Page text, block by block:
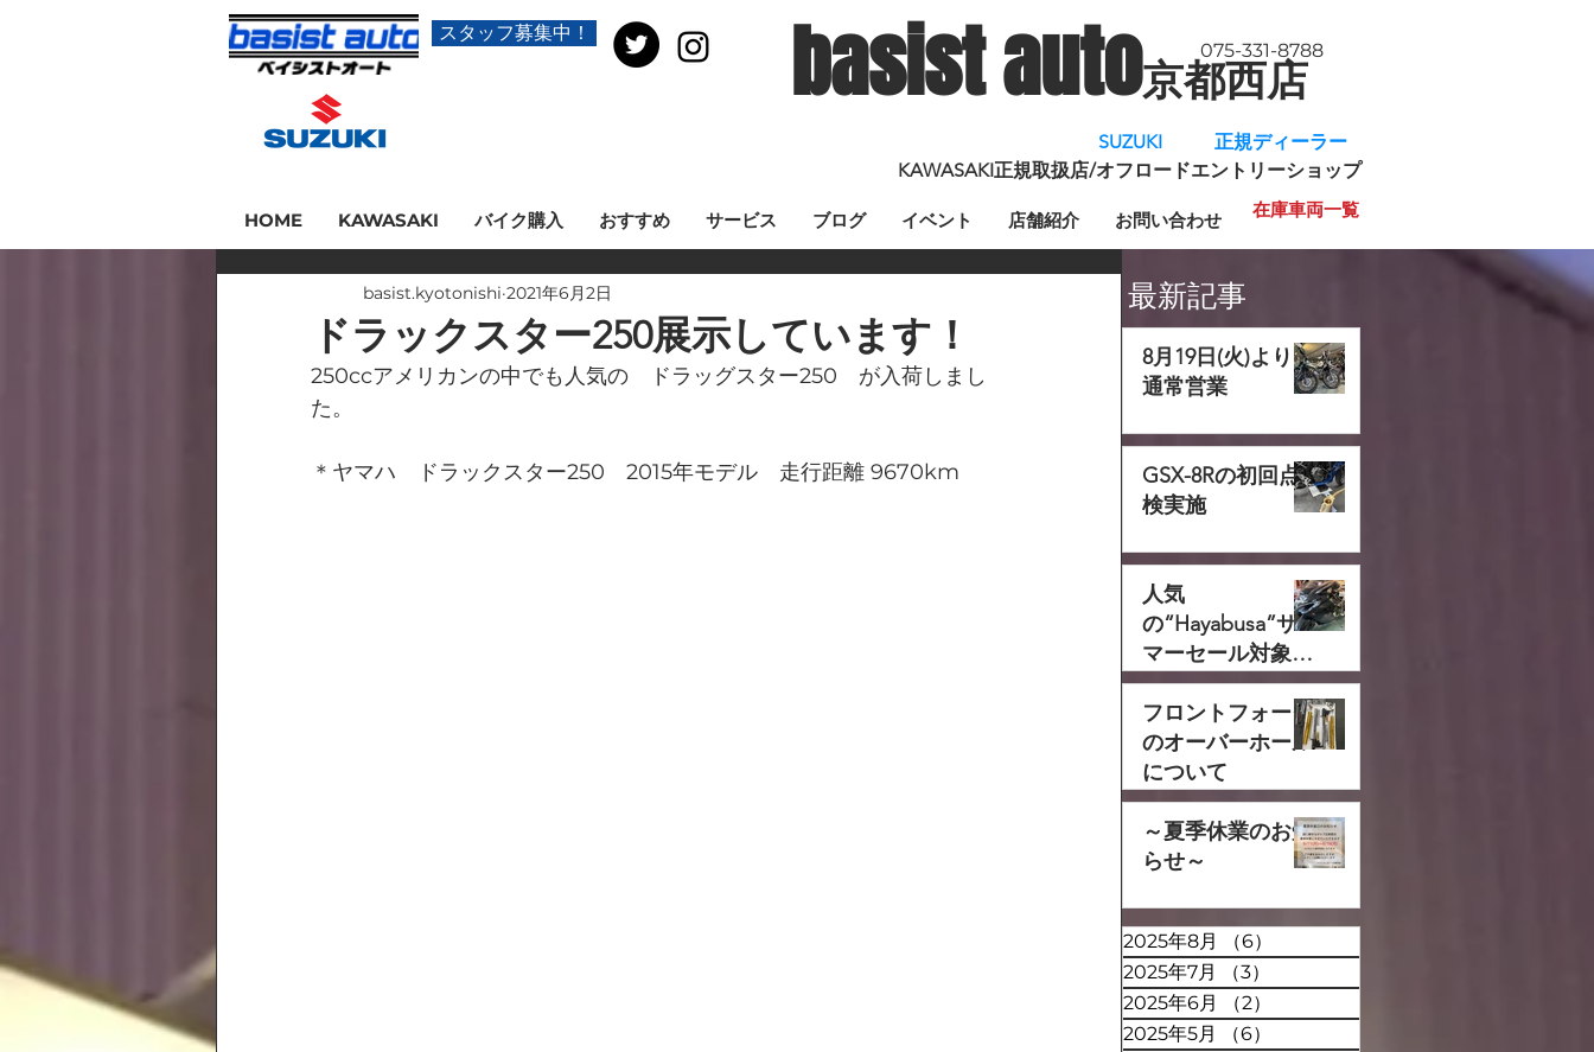
スタッフ募集中！ basist auto京都西店
075-331-8788
SUZUKI 正規ディーラー
KAWASAKI正規取扱店/オフロードエントリーショップ
HOME KAWASAKI バイク購入 おすすめ サービス ブログ イベント 店舗紹介 お問い合わせ 在庫車両一覧
最新記事
8月19日(火)より
通常営業
GSX-8Rの初回点
検実施
人気
の“Hayabusa”サ
マーセール対象で
す‼
フロントフォーク
のオーバーホール
について
～夏季休業のお知
らせ～
2025年8月 （6）
2025年7月
（3）
2025年6月
（2）
2025年5月
（6）
ドラックスター250展示しています！
basist.kyotonishi 2021年6月2日
250ccアメリカンの中でも人気の　ドラッグスター250　が入荷しまし
た。
＊ヤマハ　ドラックスター250　2015年モデル　走行距離 9670km